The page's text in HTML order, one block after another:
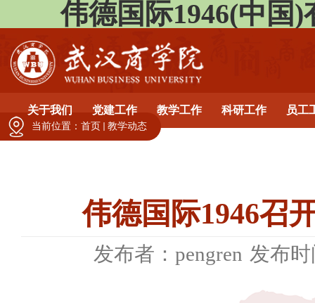
伟德国际1946(中国
关于我们 党建工作 教学工作 科研工作 员工
伟德国际1946召
发布者：pengren 发布时
当前位置： 首页 教学动态